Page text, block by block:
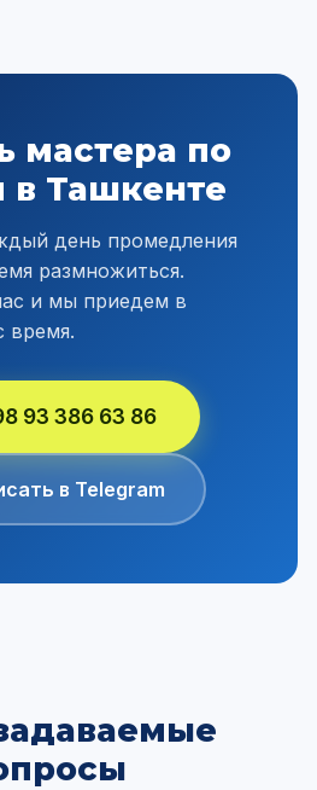
мастера по
в Ташкенте
день промедления
размножиться.
и мы приедем в
время.
93 386 63 86
в Telegram